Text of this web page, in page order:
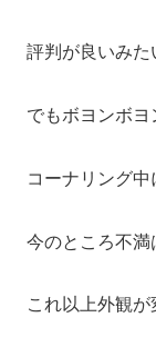
評判が良いみた
でもボヨンボヨ
コーナリング
今のところ不満
これ以上外観が